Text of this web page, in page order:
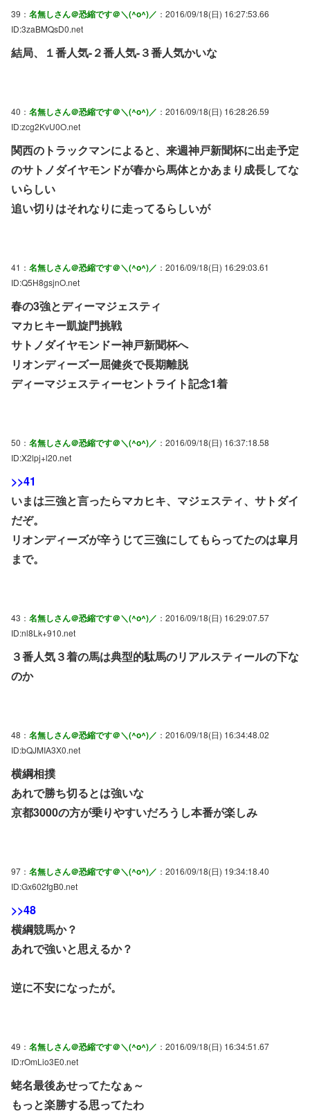
39： 名無しさん＠恐縮です＠＼(^o^)／ ：2016/09/18(日) 16:27:53.66
ID:3zaBMQsD0.net
結局、１番人気-２番人気-３番人気かいな
40： 名無しさん＠恐縮です＠＼(^o^)／ ：2016/09/18(日) 16:28:26.59
ID:zcg2KvU0O.net
関西のトラックマンによると、来週神戸新聞杯に出走予定
のサトノダイヤモンドが春から馬体とかあまり成長してな
いらしい
追い切りはそれなりに走ってるらしいが
41： 名無しさん＠恐縮です＠＼(^o^)／ ：2016/09/18(日) 16:29:03.61
ID:Q5H8gsjnO.net
春の3強とディーマジェスティ
マカヒキー凱旋門挑戦
サトノダイヤモンドー神戸新聞杯へ
リオンディーズー屈健炎で長期離脱
ディーマジェスティーセントライト記念1着
50： 名無しさん＠恐縮です＠＼(^o^)／ ：2016/09/18(日) 16:37:18.58
ID:X2lpj+l20.net
>>41
いまは三強と言ったらマカヒキ、マジェスティ、サトダイ
だぞ。
リオンディーズが辛うじて三強にしてもらってたのは皐月
まで。
43： 名無しさん＠恐縮です＠＼(^o^)／ ：2016/09/18(日) 16:29:07.57
ID:nl8Lk+910.net
３番人気３着の馬は典型的駄馬のリアルスティールの下な
のか
48： 名無しさん＠恐縮です＠＼(^o^)／ ：2016/09/18(日) 16:34:48.02
ID:bQJMIA3X0.net
横綱相撲
あれで勝ち切るとは強いな
京都3000の方が乗りやすいだろうし本番が楽しみ
97： 名無しさん＠恐縮です＠＼(^o^)／ ：2016/09/18(日) 19:34:18.40
ID:Gx602fgB0.net
>>48
横綱競馬か？
あれで強いと思えるか？
逆に不安になったが。
49： 名無しさん＠恐縮です＠＼(^o^)／ ：2016/09/18(日) 16:34:51.67
ID:rOmLio3E0.net
蛯名最後あせってたなぁ～
もっと楽勝する思ってたわ